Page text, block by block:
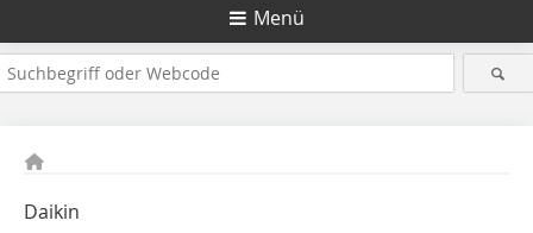
Menü
Daikin